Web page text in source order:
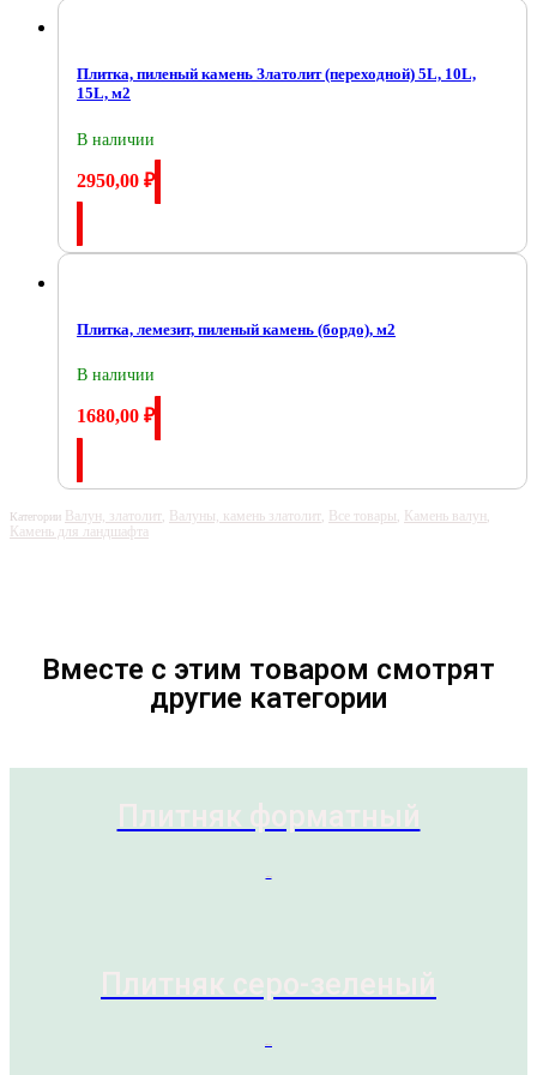
Плитка, пиленый камень Златолит (переходной) 5L, 10L,
15L, м2
В наличии
2950,00 ₽
Плитка, лемезит, пиленый камень (бордо), м2
В наличии
1680,00 ₽
Категории Валун, златолит Валуны, камень златолит Все товары Камень валун
Камень для ландшафта
Вместе с этим товаром смотрят
другие категории
Плитняк форматный
Плитняк серо-зеленый